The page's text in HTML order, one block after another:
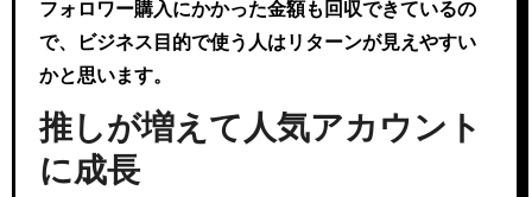
フォロワー購入にかかった金額も回収できているの
で、ビジネス目的で使う人はリターンが見えやすい
かと思います。
推しが増えて人気アカウント
に成長